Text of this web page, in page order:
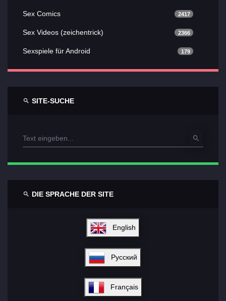
Sex Comics 2417
Sex Videos (zeichentrick) 2366
Sexspiele für Android 179
SITE-SUCHE
DIE SPRACHE DER SITE
English
Русский
Français